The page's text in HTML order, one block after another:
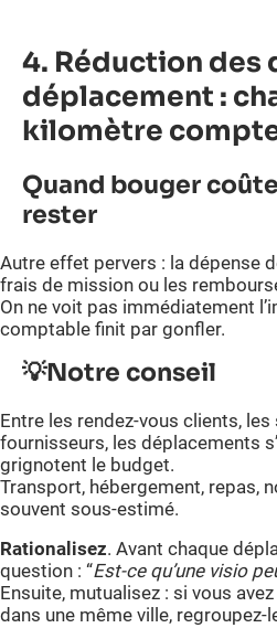
4. Réduction des
déplacement :
kilomètre
Quand bouger
rester
Autre effet pervers : la dépense
frais de mission ou les
On ne voit pas immédiatement
comptable finit par gonfler.
💡Notre conseil
Entre les rendez-vous clients,
fournisseurs, les déplacements
grignotent le budget.
Transport, hébergement, repas,
souvent sous-estimé.
Rationalisez. Avant chaque
question : “Est-ce qu’une visio
Ensuite, mutualisez : si vous
dans une même ville, regroupez-